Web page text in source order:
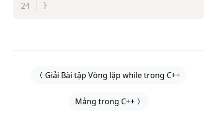
}
Giải Bài tập Vòng lặp while trong C++
Mảng trong C++